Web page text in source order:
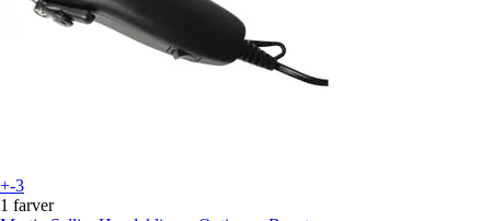
+-3
1 farver